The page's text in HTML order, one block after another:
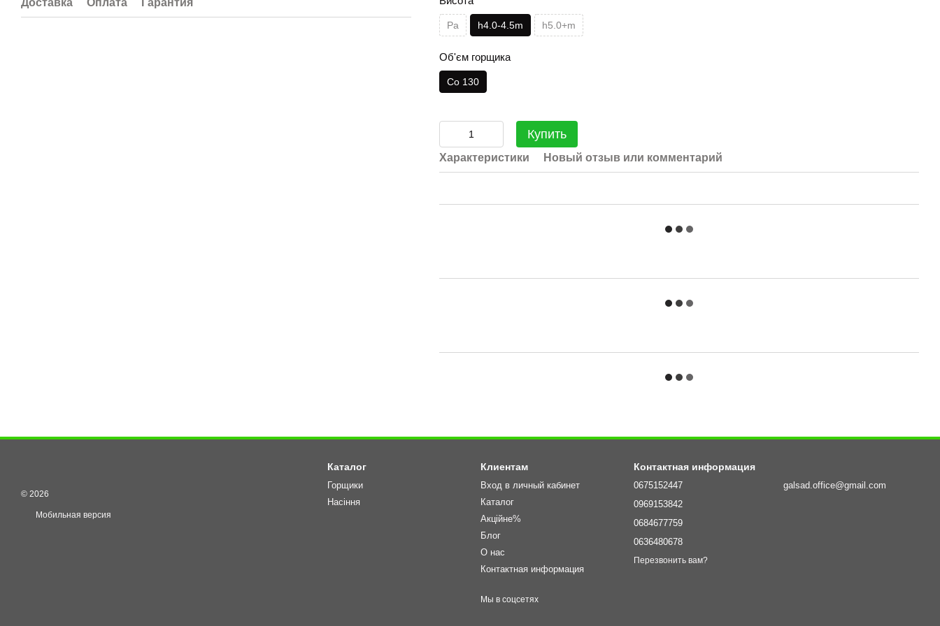
Доставка Оплата Гарантия
Pa h4.0-4.5m h5.0+m
Об'єм горщика
Co 130
Купить
Характеристики Новый отзыв или комментарий
© 2026
Мобильная версия
Каталог
Горщики
Насіння
Клиентам
Вход в личный кабинет
Каталог
Акційне%
Блог
О нас
Контактная информация
Мы в соцсетях
Контактная информация
0675152447
0969153842
0684677759
0636480678
Перезвонить вам?
galsad.office@gmail.com